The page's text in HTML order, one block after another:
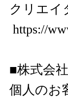
クリエイ
https://
■株式会
個人のお